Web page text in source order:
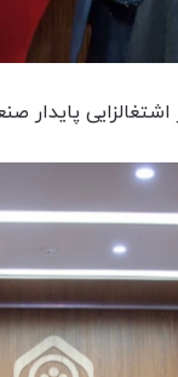
اشتغالزایی